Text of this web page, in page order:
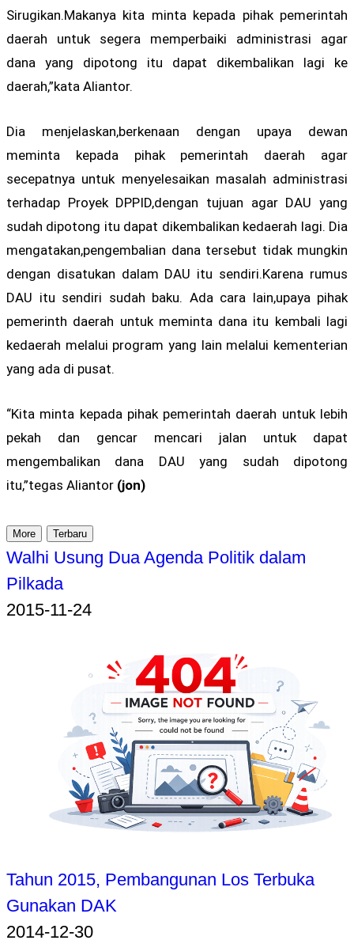
Sirugikan.Makanya kita minta kepada pihak pemerintah
daerah untuk segera memperbaiki administrasi agar
dana yang dipotong itu dapat dikembalikan lagi ke
daerah,”kata Aliantor.
Dia menjelaskan,berkenaan dengan upaya dewan
meminta kepada pihak pemerintah daerah agar
secepatnya untuk menyelesaikan masalah administrasi
terhadap Proyek DPPID,dengan tujuan agar DAU yang
sudah dipotong itu dapat dikembalikan kedaerah lagi. Dia
mengatakan,pengembalian dana tersebut tidak mungkin
dengan disatukan dalam DAU itu sendiri.Karena rumus
DAU itu sendiri sudah baku. Ada cara lain,upaya pihak
pemerinth daerah untuk meminta dana itu kembali lagi
kedaerah melalui program yang lain melalui kementerian
yang ada di pusat.
“Kita minta kepada pihak pemerintah daerah untuk lebih
pekah dan gencar mencari jalan untuk dapat
mengembalikan dana DAU yang sudah dipotong
itu,”tegas Aliantor (jon)
More Terbaru
Walhi Usung Dua Agenda Politik dalam
Pilkada
2015-11-24
Tahun 2015, Pembangunan Los Terbuka
Gunakan DAK
2014-12-30